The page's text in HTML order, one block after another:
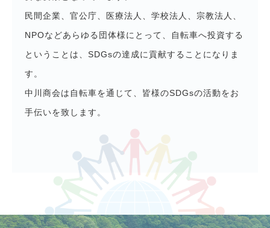
民間企業、官公庁、医療法人、学校法人、宗教法人、
NPOなどあらゆる団体様にとって、
自転車へ投資する
ということは、SDGsの達成に貢献することになりま
す。
中川商会は自転車を通じて、皆様のSDGsの活動をお
手伝いを致します。